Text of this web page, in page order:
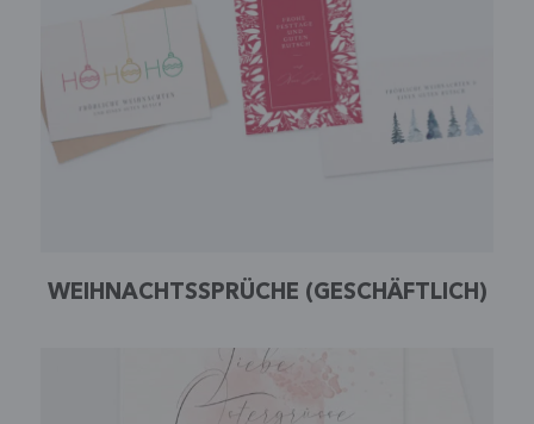
WEIHNACHTSSPRÜCHE (GESCHÄFTLICH)